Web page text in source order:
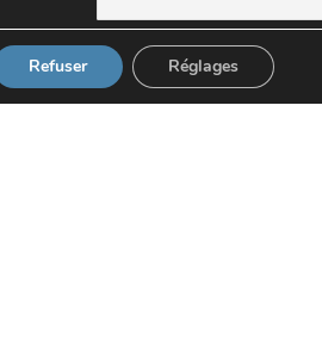
Refuser Réglages